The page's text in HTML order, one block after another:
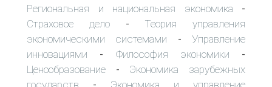
Региональная и национальная экономика -
Страховое дело- Теория управления
экономическими системами -Управление
инновациями - Философия экономики -
Ценообразование - Экономика зарубежных
государств
Экономика и управление